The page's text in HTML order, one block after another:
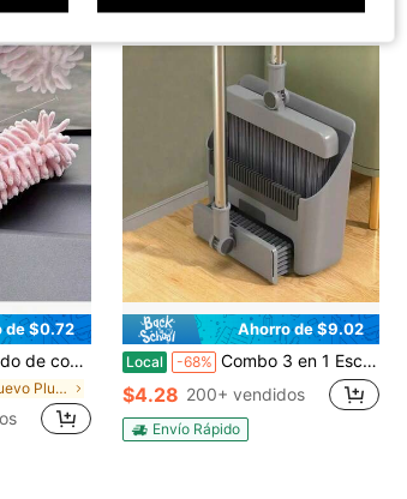
de $0.72
de limpieza multiusos para interior y exterior
en nuevo Plumeros y aspiradoras portátiles
Ahorro de $9.02
Local -68% Combo 3 en 1 Escoba con Recogedor Juego de Escobas y Recogedor Escoba de Empuje Mango Largo Escoba Herramientas de Limpieza del Hogar Baño Cocina
$4.28 200+ vendidos
Envío Rápido